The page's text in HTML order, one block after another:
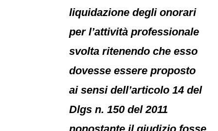
liquidazione degli onorari
per l’attività professionale
svolta ritenendo che esso
dovesse essere proposto
ai sensi dell’articolo 14 del
Dlgs n. 150 del 2011